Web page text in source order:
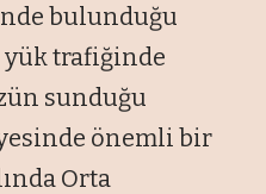
bulunduğu
yük trafiğinde
sunduğu
önemli bir
Orta